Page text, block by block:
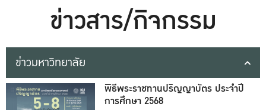
ข่าวสาร/กิจกรรม
ข่าวมหาวิทยาลัย
พิธีพระราชทานปริญญาบัตร ประจำปี
การศึกษา 2568